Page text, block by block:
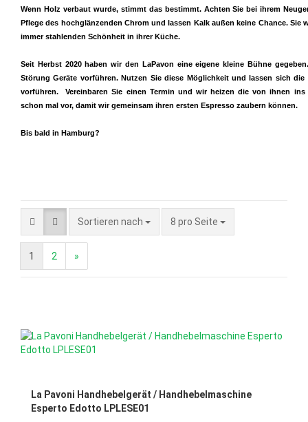
Wenn Holz verbaut wurde, stimmt das bestimmt. Achten Sie bei ihrem
Pflege des hochglänzenden Chrom und lassen Kalk außen keine Chance. Sie
immer stahlenden Schönheit in ihrer Küche.
Seit Herbst 2020 haben wir den LaPavon eine eigene kleine Bühne
Störung Geräte vorführen. Nutzen Sie diese Möglichkeit und lassen sich die
vorführen. Vereinbaren Sie einen Termin und wir heizen die von ihnen ins
schon mal vor, damit wir gemeinsam ihren ersten Espresso zaubern können.
Bis bald in Hamburg?
Sortieren nach
Sortieren nach 8 pro Seite
pro Seite
1 2 »
La Pavoni Handhebelgerät / Handhebelmaschine
Esperto Edotto LPLESE01